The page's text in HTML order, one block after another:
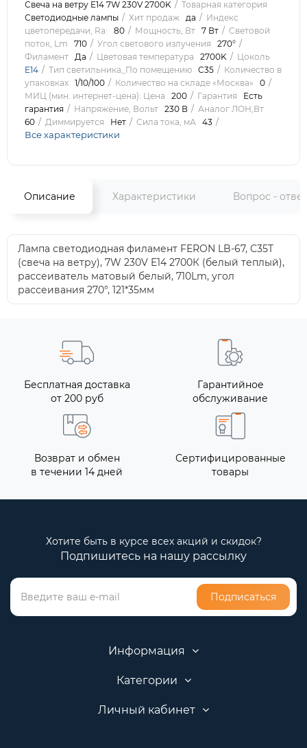
Свеча на ветру E14 7W 230V 2700K
Товарная категория
Светодиодные лампы
Хит продаж да
Индекс
цветопередачи, Ra:
80 Мощность, Вт 7 Вт
Световой
поток, Lm
710 Угол светового излучения
270°
Филамент Да Цветовая температура 2700K
Цоколь
E14
Тип светильника_По помещению C35
Количество в
упаковках 1/10/100 Количество на складе «Москва»
0
МИЦ (мин. интернет-цена): Цена
200 Гарантия
Есть
гарантия
Напряжение, Вольт 230 В
Аналог ЛОН,Вт
60
Диммируется Нет Сила тока, мА 43
Все характеристики
Описание Характеристики Вопрос -
Лампа светодиодная филамент FERON LB-67, C35T
(свеча на ветру), 7W 230V E14 2700К (белый теплый),
рассеиватель матовый белый, 710Lm, угол
рассеивания 270°, 121*35мм
Бесплатная доставка
от 200 руб
Гарантийное
обслуживание
Возврат и обмен
в течении 14 дней
Сертифицированные
товары
Хотите быть в курсе всех акций и скидок?
Подпишитесь на нашу рассылку
Подписаться
Информация
Категории
Личный кабинет